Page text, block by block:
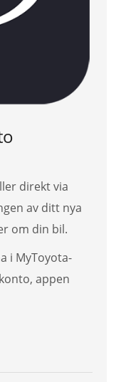
direkt via
av ditt nya
om din bil.
i MyToyota-
appen